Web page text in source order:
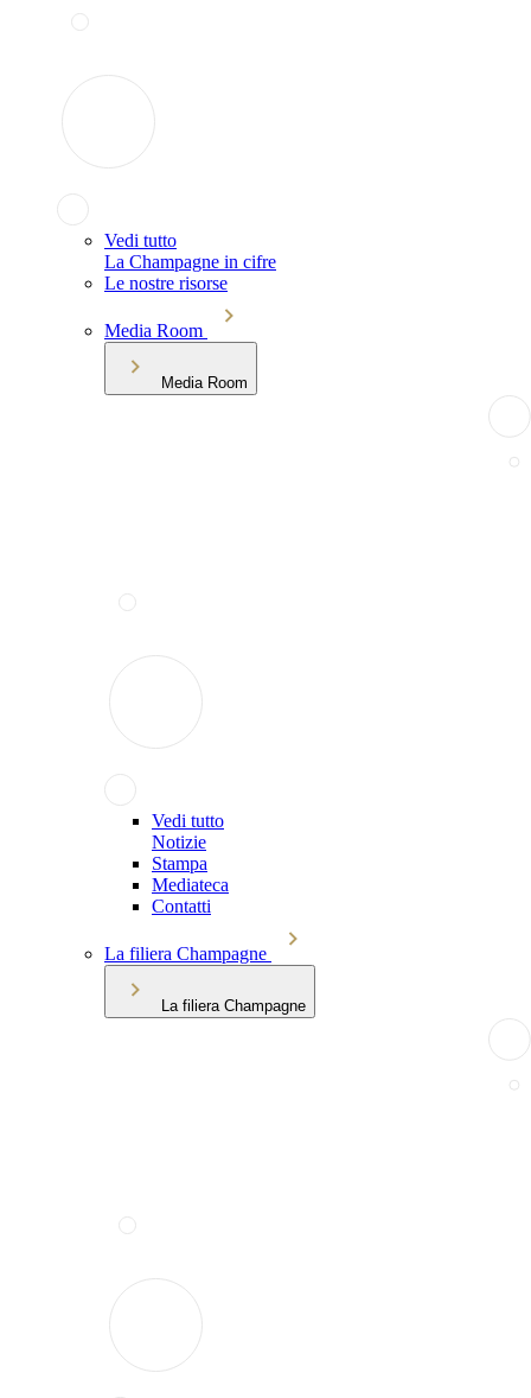
Vedi tutto
La Champagne in cifre
Le nostre risorse
Media Room
Media Room
Vedi tutto
Notizie
Stampa
Mediateca
Contatti
La filiera Champagne
La filiera Champagne